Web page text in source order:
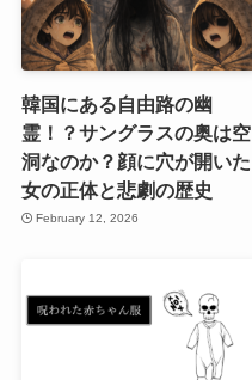
韓国にある自由路の幽
霊！？サングラスの奥は空
洞なのか？顔に穴が開いた
女の正体と悲劇の歴史
February 12, 2026